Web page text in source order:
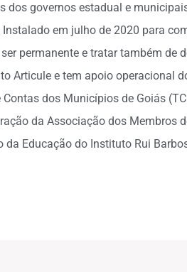
dos governos estadual e
em julho de 2020 para
permanente e tratar também de
Articule e tem apoio operacional
dos Municípios de Goiás
da Associação dos Membros
Educação do Instituto Rui